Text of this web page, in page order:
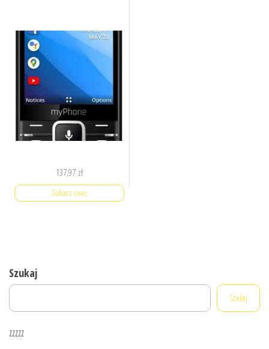
137,97 zł
Zobacz cenę
Szukaj
Szukaj
zzzzz